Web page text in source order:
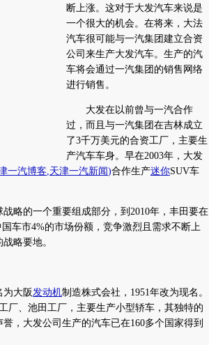
断上涨。这对于大发汽车来说是
一个很大的机会。在将来，大法
汽车很可能与一汽集团建立合资
公司来生产大发汽车。生产的汽
车将会通过一汽集团的销售网络
进行销售。
大发在以前曾与一汽合作
过，而且与一汽集团在吉林成立
了3千万美元的合资工厂，主要生
产汽车车身。早在2003年，大发
一汽博客,天津一汽新闻)合作生产迷你SUV车
的一个重要组成部分，到2010年，丰田要在
车市4%的市场份额，竞争激烈且需求不断上
略要地。
大阪发动机制造株式会社，1951年改为现名。
厂、池田工厂，主要生产小型轿车，其独特的
，大发公司生产的汽车已在160多个国家得到